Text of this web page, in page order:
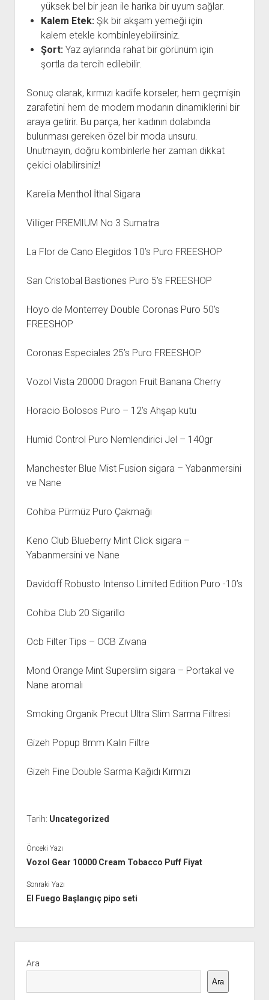
yüksek bel bir jean ile harika bir uyum sağlar.
Kalem Etek:Şık bir akşam yemeği için
kalem etekle kombinleyebilirsiniz.
Şort:Yaz aylarında rahat bir görünüm için
şortla da tercih edilebilir.
Sonuç olarak, kırmızı kadife korseler, hem geçmişin
zarafetini hem de modern modanın dinamiklerini bir
araya getirir. Bu parça, her kadının dolabında
bulunması gereken özel bir moda unsuru.
Unutmayın, doğru kombinlerle her zaman dikkat
çekici olabilirsiniz!
Karelia Menthol İthal Sigara
Villiger PREMIUM No 3 Sumatra
La Flor de Cano Elegidos 10’s Puro FREESHOP
San Cristobal Bastiones Puro 5’s FREESHOP
Hoyo de Monterrey Double Coronas Puro 50’s
FREESHOP
Coronas Especiales 25’s Puro FREESHOP
Vozol Vista 20000 Dragon Fruit Banana Cherry
Horacio Bolosos Puro – 12’s Ahşap kutu
Humid Control Puro Nemlendirici Jel – 140gr
Manchester Blue Mist Fusion sigara – Yabanmersini
ve Nane
Cohiba Pürmüz Puro Çakmağı
Keno Club Blueberry Mint Click sigara –
Yabanmersini ve Nane
Davidoff Robusto Intenso Limited Edition Puro -10’s
Cohiba Club 20 Sigarillo
Ocb Filter Tips – OCB Zıvana
Mond Orange Mint Superslim sigara – Portakal ve
Nane aromalı
Smoking Organik Precut Ultra Slim Sarma Filtresi
Gizeh Popup 8mm Kalın Filtre
Gizeh Fine Double Sarma Kağıdı Kırmızı
Tarih: Uncategorized
Önceki Yazı
Vozol Gear 10000 Cream Tobacco Puff Fiyat
Sonraki Yazı
El Fuego Başlangıç pipo seti
Menü
Ara
Ara